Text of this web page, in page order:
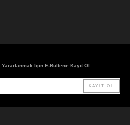
İçin E-Bültene Kayıt Ol